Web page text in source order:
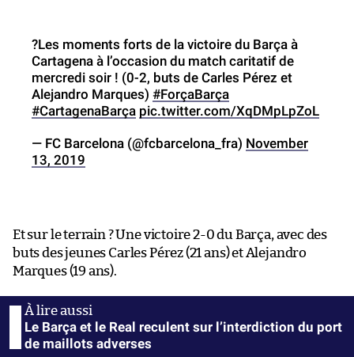
?Les moments forts de la victoire du Barça à
Cartagena à l’occasion du match caritatif de
mercredi soir ! (0-2, buts de Carles Pérez et
Alejandro Marques) #ForçaBarça
#CartagenaBarça pic.twitter.com/XqDMpLpZoL
— FC Barcelona (@fcbarcelona_fra) November
13, 2019
Et sur le terrain ? Une victoire 2-0 du Barça, avec des
buts des jeunes Carles Pérez (21 ans) et Alejandro
Marques (19 ans).
Le Barça et le Real reculent sur l’interdiction du port
de maillots adverses